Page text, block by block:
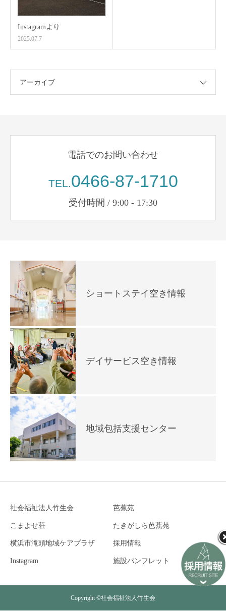
Instagramより
2025.07.7
アーカイブ
電話でのお問い合わせ
TEL.0466-87-1710
受付時間 / 9:00 - 17:30
ショートステイ空き情報
デイサービス空き情報
地域包括支援センター
社会福祉法人竹生会 芭蕉苑
こまよせ荘 たきがしら芭蕉苑
横浜市滝頭地域ケアプラザ 採用情報
Instagram 施設パンフレット
Copyright ©社会福祉法人竹生会